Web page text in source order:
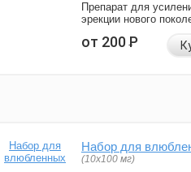
Препарат для
эрекции нового
от 200Р
Набор для
(10х100 мг)